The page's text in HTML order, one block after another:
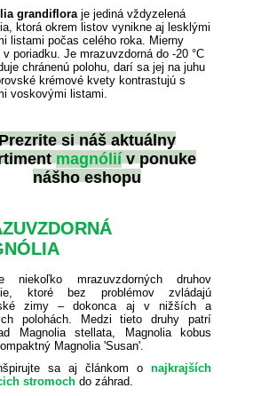
grandifloraje jediná vždyzelená
ktorá okrem listov vynikne aj lesklými
listami počas celého roka. Mierny
v poriadku. Je mrazuvzdorná do -20 °C
chránenú polohu, darí sa jej na juhu
krémové kvety kontrastujú s
voskovými listami.
si náš aktuálny
magnóliív ponuke
nášho eshopu
niekoľko mrazuvzdorných druhov
ktoré bez problémov zvládajú
zimy – dokonca aj v nižších a
polohách. Medzi tieto druhy patrí
Magnolia stellata, Magnolia kobus
Magnolia 'Susan'.
sa aj článkom o najkrajších
stromoch do záhrad.